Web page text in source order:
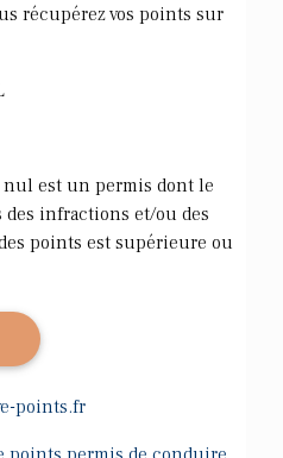
récupérez vos points sur
est un permis dont le
infractions et/ou des
points est supérieure ou
points.fr